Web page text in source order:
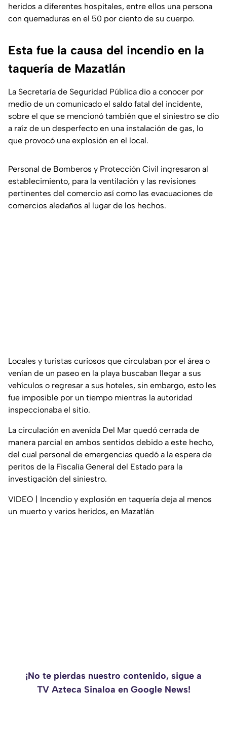
heridos a diferentes hospitales, entre ellos una persona
con quemaduras en el 50 por ciento de su cuerpo.
Esta fue la causa del incendio en la
taquería de Mazatlán
La Secretaría de Seguridad Pública dio a conocer por
medio de un comunicado el saldo fatal del incidente,
sobre el que se mencionó también que el siniestro se dio
a raíz de un desperfecto en una instalación de gas, lo
que provocó una explosión en el local.
Personal de Bomberos y Protección Civil ingresaron al
establecimiento, para la ventilación y las revisiones
pertinentes del comercio así como las evacuaciones de
comercios aledaños al lugar de los hechos.
Locales y turistas curiosos que circulaban por el área o
venían de un paseo en la playa buscaban llegar a sus
vehículos o regresar a sus hoteles, sin embargo, esto les
fue imposible por un tiempo mientras la autoridad
inspeccionaba el sitio.
La circulación en avenida Del Mar quedó cerrada de
manera parcial en ambos sentidos debido a este hecho,
del cual personal de emergencias quedó a la espera de
peritos de la Fiscalía General del Estado para la
investigación del siniestro.
VIDEO | Incendio y explosión en taquería deja al menos
un muerto y varios heridos, en Mazatlán
¡No te pierdas nuestro contenido, sigue a
TV Azteca Sinaloa en Google News!